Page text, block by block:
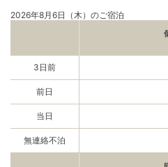
2026年8月6日（木）のご宿泊
3日前
前日
当日
無連絡不泊